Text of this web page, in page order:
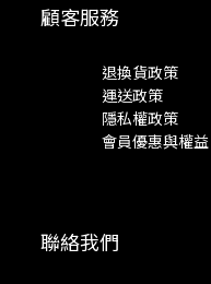
顧客服務
退換貨政策
運送政策
隱私權政策
會員優惠與權益
聯絡我們